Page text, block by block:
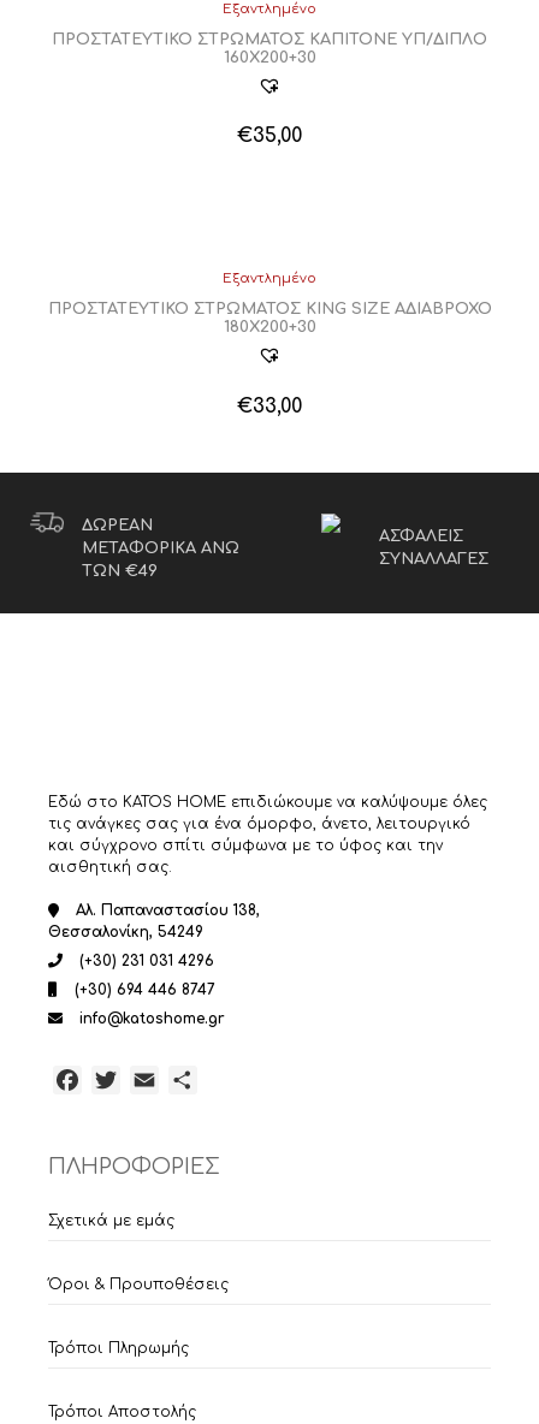
παραλλαγές.
επιλογές
να
στη
Εξαντλημένο
ΠΡΟΣΤΑΤΕΥΤΙΚΟ ΣΤΡΩΜΑΤΟΣ ΚΑΠΙΤΟΝΕ ΥΠ/ΔΙΠΛΟ
160Χ200+30
€35,00
Εξαντλημένο
ΠΡΟΣΤΑΤΕΥΤΙΚΟ ΣΤΡΩΜΑΤΟΣ KING SIZE ΑΔΙΑΒΡΟΧΟ
180Χ200+30
€33,00
ΔΩΡΕΑΝ
ΜΕΤΑΦΟΡΙΚΑ ΑΝΩ
ΤΩΝ €49
ΑΣΦΑΛΕΙΣ
ΣΥΝΑΛΛΑΓΕΣ
Εδώ στο KATOS HOME επιδιώκουμε να καλύψουμε όλες
τις ανάγκες σας για ένα όμορφο, άνετο, λειτουργικό
και σύγχρονο σπίτι σύμφωνα με το ύφος και την
αισθητική σας.
Αλ. Παπαναστασίου 138,
Θεσσαλονίκη, 54249
(+30) 231 031 4296
(+30) 694 446 8747
info@katoshome.gr
Facebook
TwitterEmail
ΠΛΗΡΟΦΟΡΙΕΣ
Σχετικά με εμάς
Όροι & Προυποθέσεις
Τρόποι Πληρωμής
Τρόποι Αποστολής